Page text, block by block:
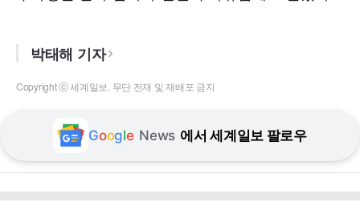
박태해 기자
Copyright ⓒ 세계일보. 무단 전재 및 재배포 금지
Google News 에서 세계일보 팔로우